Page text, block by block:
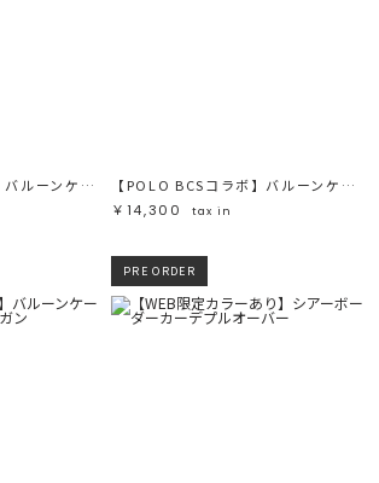
【POLO BCSコラボ】バルーンケーブルニットカーディガン
【POLO BCSコラボ】バルーンケーブルニットカーディガン
￥14,300
tax in
PRE ORDER